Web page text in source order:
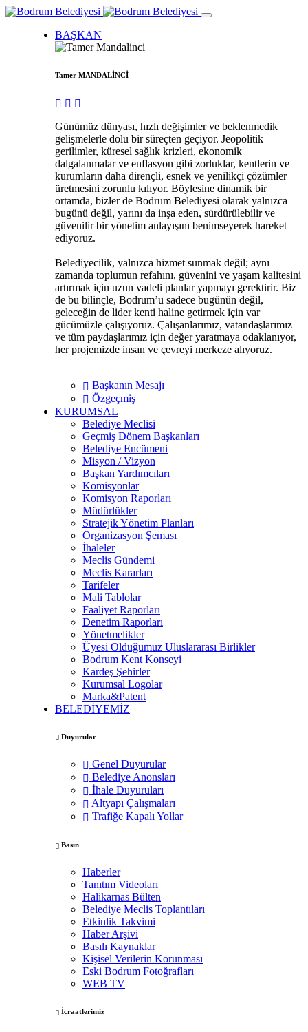
BAŞKAN
Tamer MANDALİNCİ
Günümüz dünyası, hızlı değişimler ve beklenmedik
gelişmelerle dolu bir süreçten geçiyor. Jeopolitik
gerilimler, küresel sağlık krizleri, ekonomik
dalgalanmalar ve enflasyon gibi zorluklar, kentlerin ve
kurumların daha dirençli, esnek ve yenilikçi çözümler
üretmesini zorunlu kılıyor. Böylesine dinamik bir
ortamda, bizler de Bodrum Belediyesi olarak yalnızca
bugünü değil, yarını da inşa eden, sürdürülebilir ve
güvenilir bir yönetim anlayışını benimseyerek hareket
ediyoruz.
Belediyecilik, yalnızca hizmet sunmak değil; aynı
zamanda toplumun refahını, güvenini ve yaşam kalitesini
artırmak için uzun vadeli planlar yapmayı gerektirir. Biz
de bu bilinçle, Bodrum’u sadece bugünün değil,
geleceğin de lider kenti haline getirmek için var
gücümüzle çalışıyoruz. Çalışanlarımız, vatandaşlarımız
ve tüm paydaşlarımız için değer yaratmaya odaklanıyor,
her projemizde insan ve çevreyi merkeze alıyoruz.
Başkanın Mesajı
Özgeçmiş
KURUMSAL
Belediye Meclisi
Geçmiş Dönem Başkanları
Belediye Encümeni
Misyon / Vizyon
Başkan Yardımcıları
Komisyonlar
Komisyon Raporları
Müdürlükler
Stratejik Yönetim Planları
Organizasyon Şeması
İhaleler
Meclis Gündemi
Meclis Kararları
Tarifeler
Mali Tablolar
Faaliyet Raporları
Denetim Raporları
Yönetmelikler
Üyesi Olduğumuz Uluslararası Birlikler
Bodrum Kent Konseyi
Kardeş Şehirler
Kurumsal Logolar
Marka&Patent
BELEDİYEMİZ
Duyurular
Genel Duyurular
Belediye Anonsları
İhale Duyuruları
Altyapı Çalışmaları
Trafiğe Kapalı Yollar
Basın
Haberler
Tanıtım Videoları
Halikarnas Bülten
Belediye Meclis Toplantıları
Etkinlik Takvimi
Haber Arşivi
Basılı Kaynaklar
Kişisel Verilerin Korunması
Eski Bodrum Fotoğrafları
WEB TV
İcraatlerimiz